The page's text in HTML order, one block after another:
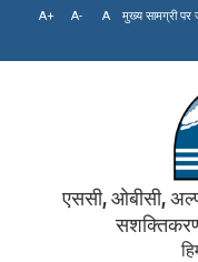
मुख्य सामग्री पर
एससी, ओबीसी,